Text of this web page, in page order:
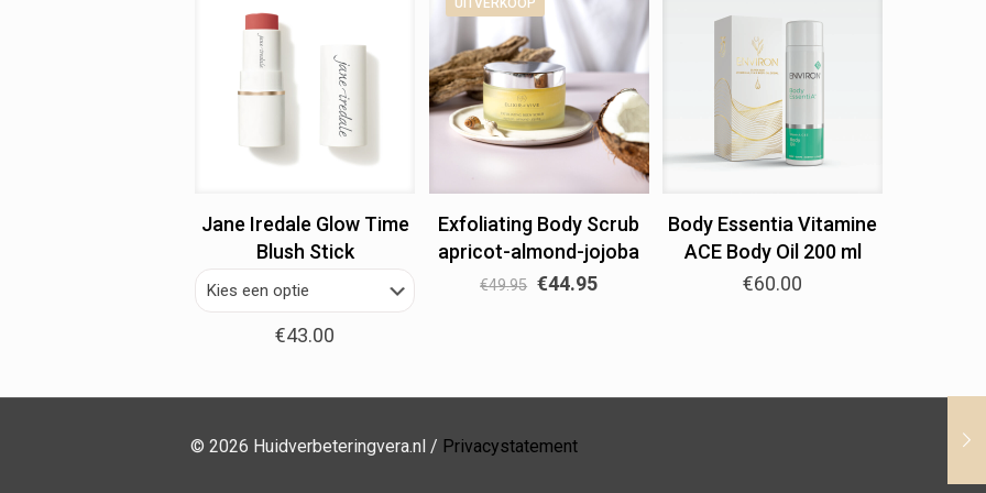
Jane Iredale Glow Time
Blush Stick
€43.00
UITVERKOOP
Exfoliating Body Scrub
apricot-almond-jojoba
€49.95 €44.95
Body Essentia Vitamine
ACE Body Oil 200 ml
€60.00
© 2026 Huidverbeteringvera.nl / Privacystatement